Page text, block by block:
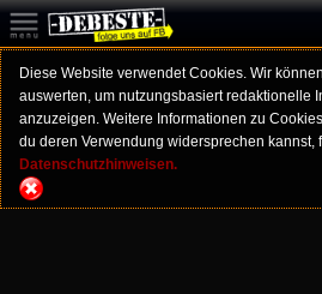
Diese Website verwendet Cookies. Wir
auswerten, um nutzungsbasiert redaktionelle
anzuzeigen. Weitere Informationen zu
du deren Verwendung widersprechen kannst,
Datenschutzhinweisen.